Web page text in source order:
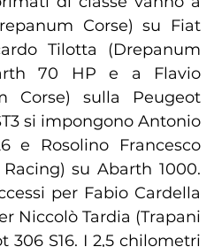
Corse) su Fiat
Tilotta (Drepanum
70 HP e a Flavio
Corse) sulla Peugeot
si impongono Antonio
e Rosolino Francesco
su Abarth 1000.
per Fabio Cardella
Niccolò Tardia (Trapani
306 S16. I 2,5 chilometri